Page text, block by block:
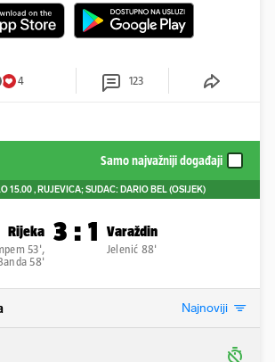
4 123
Samo najvažniji događaji
15.00 , RUJEVICA; SUDAC: DARIO BEL (OSIJEK)
Rijeka
53',
58'
3 : 1 Varaždin
Jelenić 88'
Najnoviji